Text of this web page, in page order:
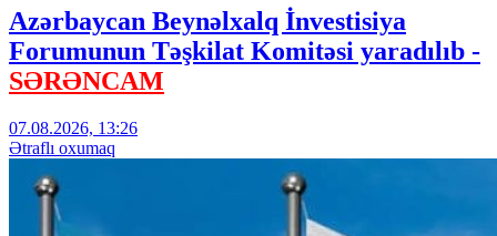
Azərbaycan Beynəlxalq İnvestisiya
Forumunun Təşkilat Komitəsi yaradılıb -
SƏRƏNCAM
07.08.2026, 13:26
Ətraflı oxumaq